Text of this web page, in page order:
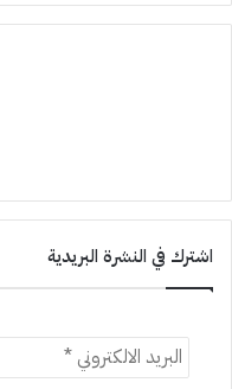
اشترك في النشرة البريدية